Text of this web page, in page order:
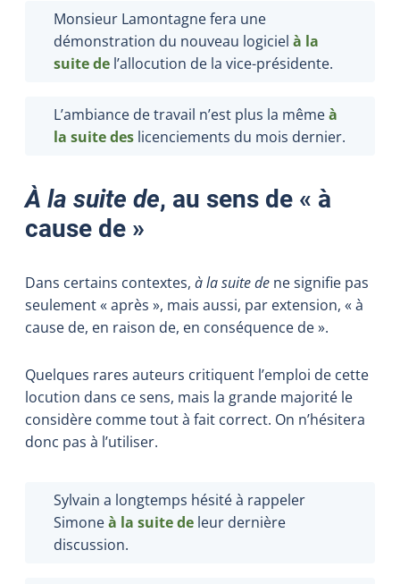
Monsieur Lamontagne fera une
démonstration du nouveau logiciel à la
suite de l’allocution de la vice-présidente.
L’ambiance de travail n’est plus la mêmeà
la suite des licenciements du mois dernier.
À la suite de, au sens de « à
cause de »
Dans certains contextes, à la suite de ne signifie pas
seulement « après », mais aussi, par extension, « à
cause de, en raison de, en conséquence de ».
Quelques rares auteurs critiquent l’emploi de cette
locution dans ce sens, mais la grande majorité le
considère comme tout à fait correct. On n’hésitera
donc pas à l’utiliser.
Sylvain a longtemps hésité à rappeler
Simoneà la suite de leur dernière
discussion.